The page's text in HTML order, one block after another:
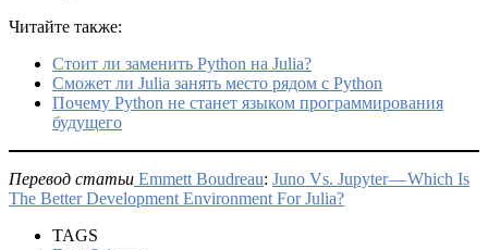
Читайте также:
Стоит ли заменить Python на Julia?
Сможет ли Julia занять место рядом с Python
Почему Python не станет языком программирования
будущего
Перевод статьи Emmett Boudreau: Juno Vs. Jupyter — Which Is
The Better Development Environment For Julia?
TAGS